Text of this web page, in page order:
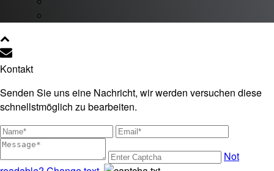
Kontakt
Senden Sie uns eine Nachricht, wir werden versuchen diese
schnellstmöglich zu bearbeiten.
Not